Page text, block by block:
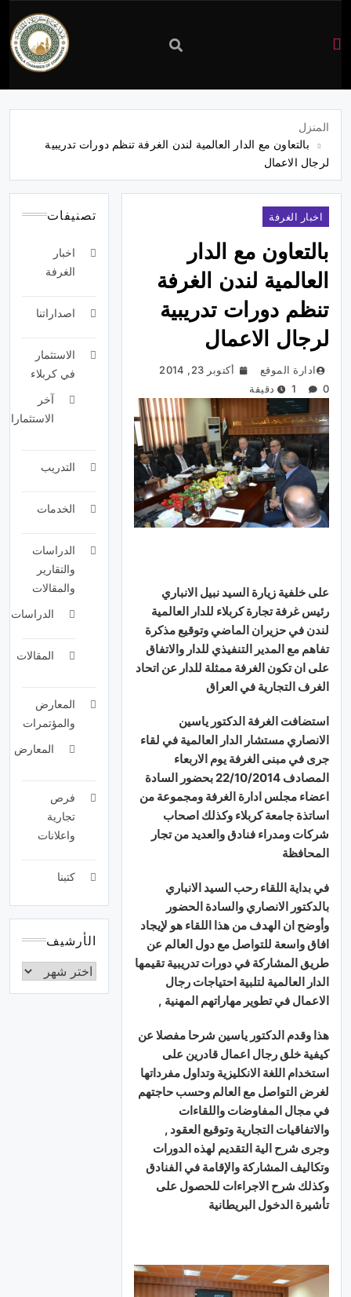
غرفة
كربلاء
المنزل
بالتعاون مع الدار العالمية لندن الغرفة تنظم دورات تدريبية
لرجال الاعمال
اخبار الغرفة
بالتعاون مع الدار
العالمية لندن الغرفة
تنظم دورات تدريبية
لرجال الاعمال
ادارة الموقع
أكتوبر 23, 2014
0
1 دقيقة
على خلفية زيارة السيد نبيل الانباري
رئيس غرفة تجارة كربلاء للدار العالمية
لندن في حزيران الماضي وتوقيع مذكرة
تفاهم مع المدير التنفيذي للدار والاتفاق
على ان تكون الغرفة ممثلة للدار عن اتحاد
الغرف التجارية في العراق
استضافت الغرفة الدكتور ياسين
الانصاري مستشار الدار العالمية في لقاء
جرى في مبنى الغرفة يوم الاربعاء
المصادف 22/10/2014 بحضور السادة
اعضاء مجلس ادارة الغرفة ومجموعة من
اساتذة جامعة كربلاء وكذلك اصحاب
شركات ومدراء فنادق والعديد من تجار
المحافظة
في بداية اللقاء رحب السيد الانباري
بالدكتور الانصاري والسادة الحضور
وأوضح ان الهدف من هذا اللقاء هو لإيجاد
افاق واسعة للتواصل مع دول العالم عن
طريق المشاركة في دورات تدريبية تقيمها
الدار العالمية لتلبية احتياجات رجال
الاعمال في تطوير مهاراتهم المهنية ,
هذا وقدم الدكتور ياسين شرحا مفصلا عن
كيفية خلق رجال اعمال قادرين على
استخدام اللغة الانكليزية وتداول مفرداتها
لغرض التواصل مع العالم وحسب حاجتهم
في مجال المفاوضات واللقاءات
والاتفاقيات التجارية وتوقيع العقود ,
وجرى شرح الية التقديم لهذه الدورات
وتكاليف المشاركة والإقامة في الفنادق
وكذلك شرح الاجراءات للحصول على
تأشيرة الدخول البريطانية
تصنيفات
اخبار
الغرفة
اصداراتنا
الاستثمار
في كربلاء
آخر
الاستثمارات
التدريب
الخدمات
الدراسات
والتقارير
والمقالات
الدراسات
المقالات
المعارض
والمؤتمرات
المعارض
فرص
تجارية
واعلانات
كتبنا
الأرشيف